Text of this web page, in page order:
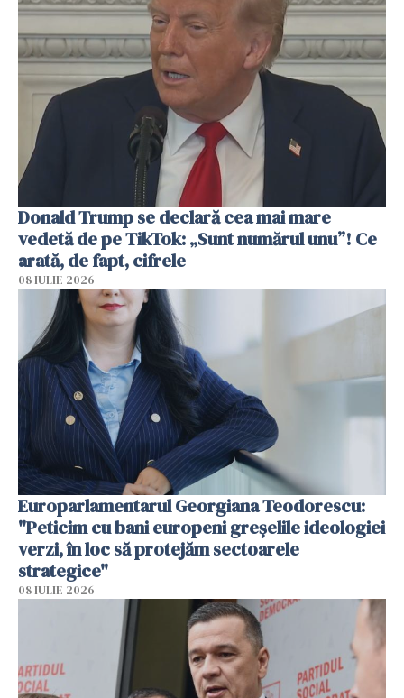
Donald Trump se declară cea mai mare
vedetă de pe TikTok: „Sunt numărul unu”! Ce
arată, de fapt, cifrele
08 IULIE 2026
Europarlamentarul Georgiana Teodorescu:
"Peticim cu bani europeni greșelile ideologiei
verzi, în loc să protejăm sectoarele
strategice"
08 IULIE 2026